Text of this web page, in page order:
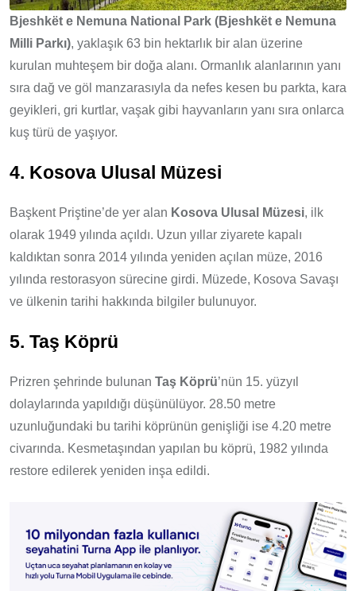
Bjeshkët e Nemuna National Park (Bjeshkët e Nemuna
Milli Parkı), yaklaşık 63 bin hektarlık bir alan üzerine
kurulan muhteşem bir doğa alanı. Ormanlık alanlarının yanı
sıra dağ ve göl manzarasıyla da nefes kesen bu parkta, kara
geyikleri, gri kurtlar, vaşak gibi hayvanların yanı sıra onlarca
kuş türü de yaşıyor.
4. Kosova Ulusal Müzesi
Başkent Priştine’de yer alan Kosova Ulusal Müzesi, ilk
olarak 1949 yılında açıldı. Uzun yıllar ziyarete kapalı
kaldıktan sonra 2014 yılında yeniden açılan müze, 2016
yılında restorasyon sürecine girdi. Müzede, Kosova Savaşı
ve ülkenin tarihi hakkında bilgiler bulunuyor.
5. Taş Köprü
Prizren şehrinde bulunan Taş Köprü’nün 15. yüzyıl
dolaylarında yapıldığı düşünülüyor. 28.50 metre
uzunluğundaki bu tarihi köprünün genişliği ise 4.20 metre
civarında. Kesmetaşından yapılan bu köprü, 1982 yılında
restore edilerek yeniden inşa edildi.